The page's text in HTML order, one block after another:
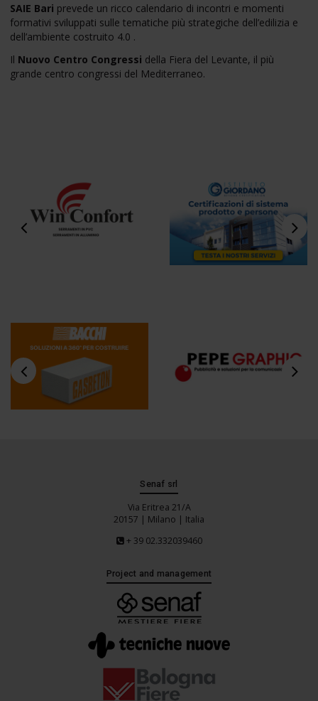
SAIE Bari prevede un ricco calendario di incontri e momenti
formativi sviluppati sulle tematiche più strategiche dell’edilizia e
dell’ambiente costruito 4.0 .
Il Nuovo Centro Congressi della Fiera del Levante, il più
grande centro congressi del Mediterraneo.
Senaf srl
Via Eritrea 21/A
20157 | Milano | Italia
+ 39 02.332039460
Project and management